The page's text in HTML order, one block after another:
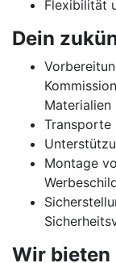
Flexibilität
Dein
Materialien
Transporte
Montage
Wir bieten